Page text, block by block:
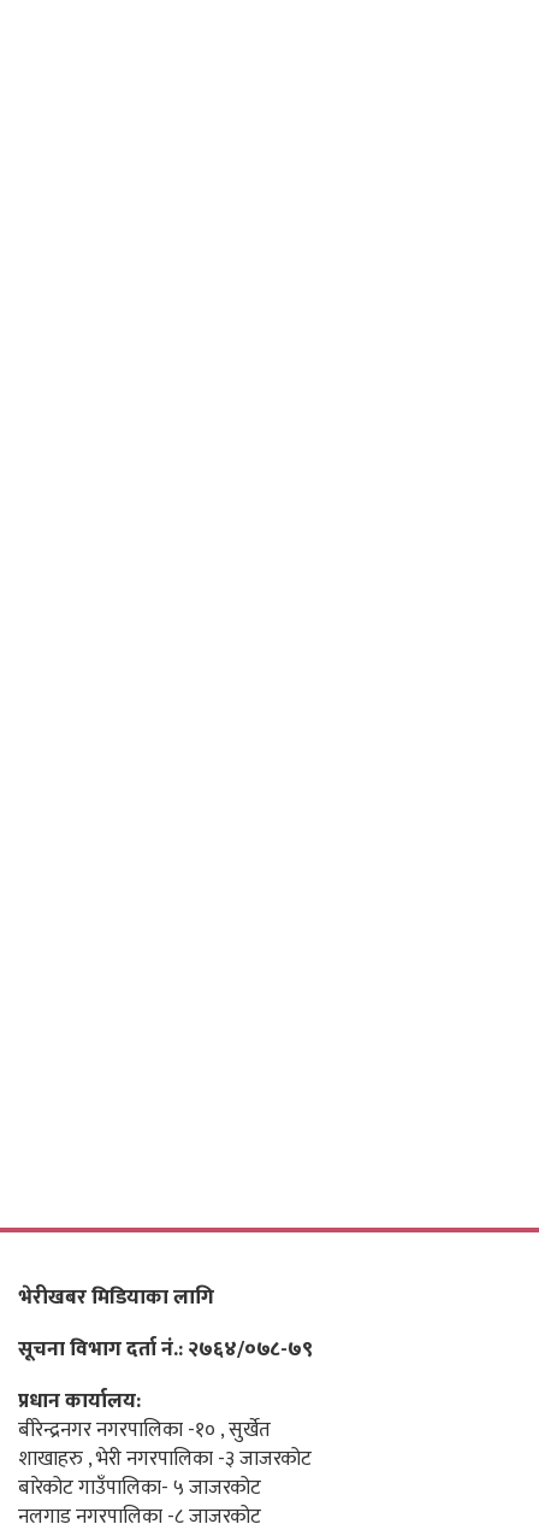
भेरीखबर मिडियाका लागि
सूचना विभाग दर्ता नं.: २७६४/०७८-७९
प्रधान कार्यालय:
बीरेन्द्रनगर नगरपालिका -१० , सुर्खेत
शाखाहरु , भेरी नगरपालिका -३ जाजरकोट
बारेकोट गाउँपालिका- ५ जाजरकोट
नलगाड नगरपालिका -८ जाजरकोट